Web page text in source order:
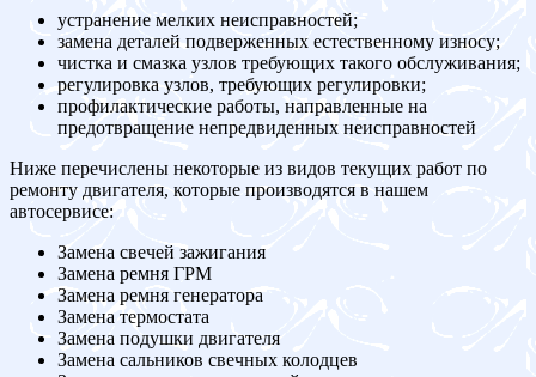
устранение мелких неисправностей;
замена деталей подверженных естественному износу;
чистка и смазка узлов требующих такого обслуживания;
регулировка узлов, требующих регулировки;
профилактические работы, направленные на
предотвращение непредвиденных неисправностей
Ниже перечислены некоторые из видов текущих работ по
ремонту двигателя, которые производятся в нашем
автосервисе:
Замена свечей зажигания
Замена ремня ГРМ
Замена ремня генератора
Замена термостата
Замена подушки двигателя
Замена сальников свечных колодцев